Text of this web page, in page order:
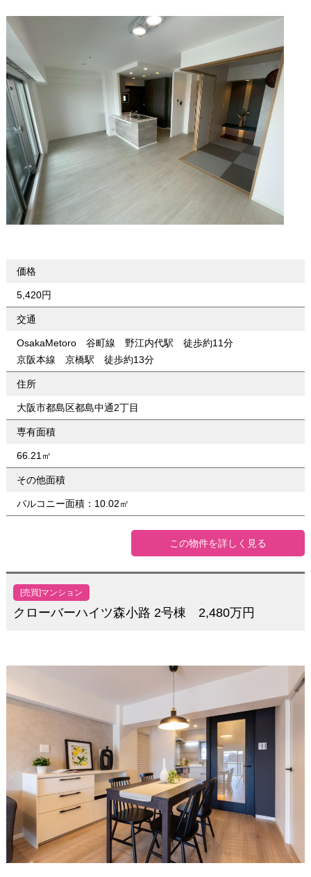
価格
5,420円
交通
OsakaMetoro 谷町線 野江内代駅 徒歩約11分
京阪本線 京橋駅 徒歩約13分
住所
大阪市都島区都島中通2丁目
専有面積
66.21㎡
その他面積
バルコニー面積：10.02㎡
この物件を詳しく見る
[売買]マンション
クローバーハイツ森小路 2号棟 2,480万円